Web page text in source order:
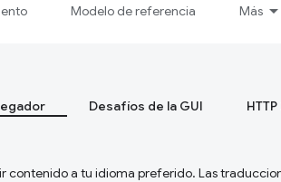
Modelo de referencia Más
Desafíos de la GUI
a tu idioma preferido. Las